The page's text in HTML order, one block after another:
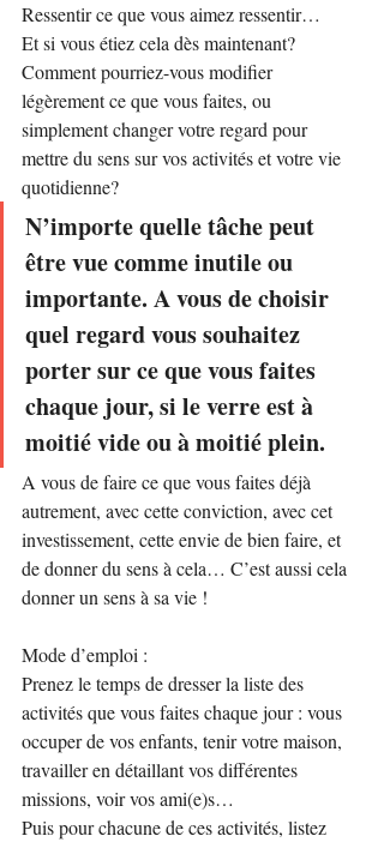
Ressentir ce que vous aimez ressentir…
Et si vous étiez cela dès maintenant?
Comment pourriez-vous modifier
légèrement ce que vous faites, ou
simplement changer votre regard pour
mettre du sens sur vos activités et votre vie
quotidienne?
N’importe quelle tâche peut
être vue comme inutile ou
importante. A vous de choisir
quel regard vous souhaitez
porter sur ce que vous faites
chaque jour, si le verre est à
moitié vide ou à moitié plein.
A vous de faire ce que vous faites déjà
autrement, avec cette conviction, avec cet
investissement, cette envie de bien faire, et
de donner du sens à cela… C’est aussi cela
donner un sens à sa vie !
Mode d’emploi :
Prenez le temps de dresser la liste des
activités que vous faites chaque jour : vous
occuper de vos enfants, tenir votre maison,
travailler en détaillant vos différentes
missions, voir vos ami(e)s…
Puis pour chacune de ces activités, listez